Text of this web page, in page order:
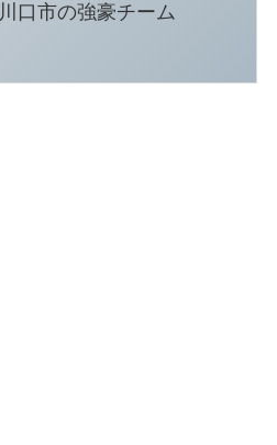
川口市の強豪チーム